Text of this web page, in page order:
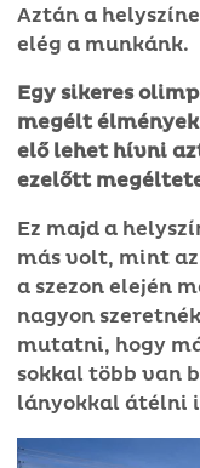
Aztán a
elég a munkánk.
Egy sikeres
megélt
elő lehet hívni
ezelőtt
Ez majd a
más volt, mint
a szezon elején
nagyon
mutatni, hogy
sokkal több van
lányokkal átélni